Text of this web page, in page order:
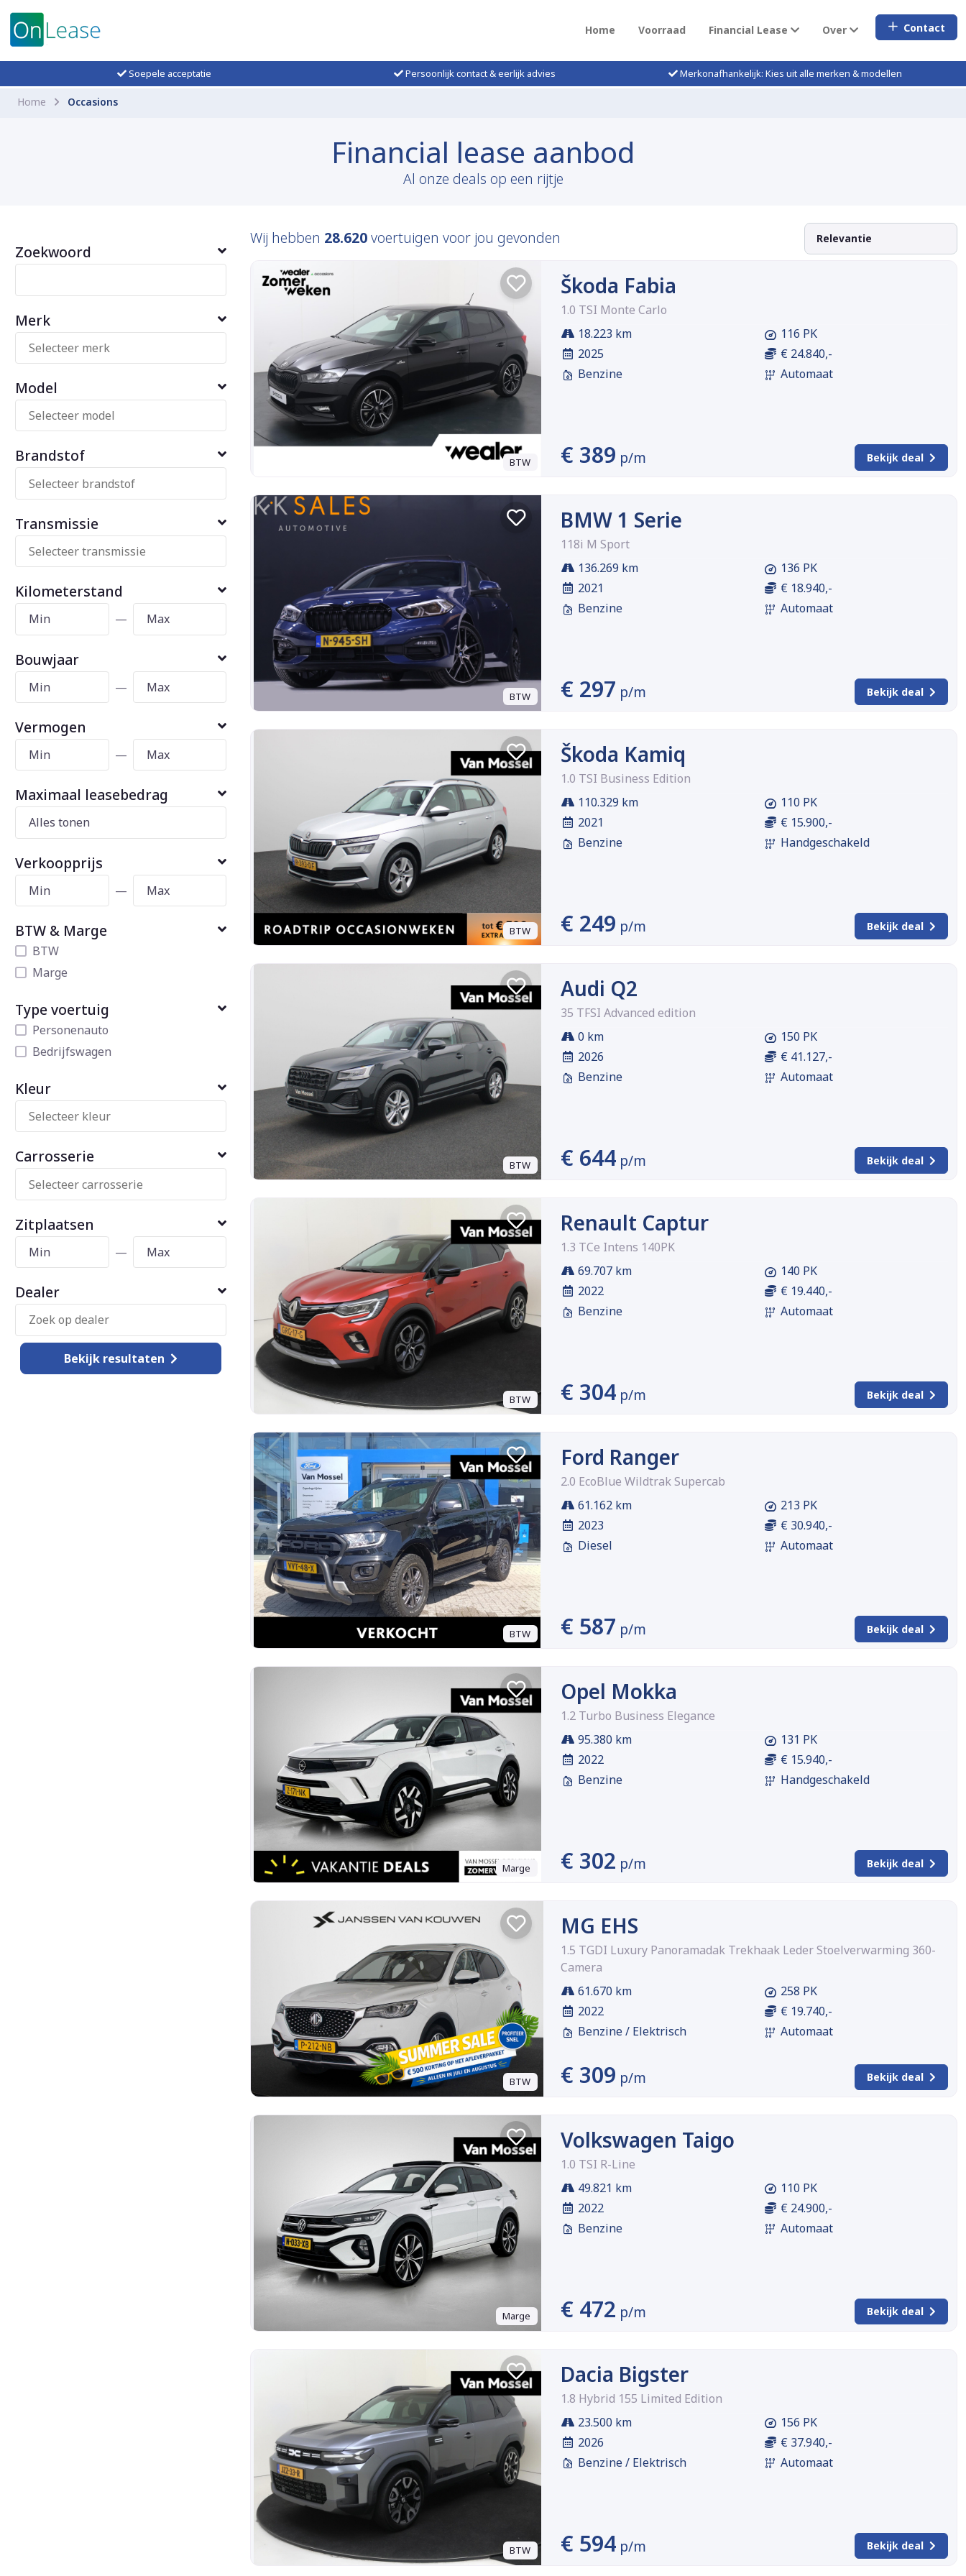
Home Voorraad Financial Lease Over Contact
Soepele acceptatie Persoonlijk contact & eerlijk advies Merkonafhankelijk: Kies uit alle merken & modellen
Home Occasions
Financial lease aanbod
Al onze deals op een rijtje
Zoekwoord
Merk
Model
Brandstof
Transmissie
Kilometerstand
—
Bouwjaar
—
Vermogen
—
Maximaal leasebedrag
Verkoopprijs
—
BTW & Marge
BTW
Marge
Type voertuig
Personenauto
Bedrijfswagen
Kleur
Carrosserie
Zitplaatsen
—
Dealer
Bekijk resultaten
Wij hebben 28.620voertuigen voor jou gevonden
BTW
Škoda Fabia
1.0 TSI Monte Carlo
18.223 km
2025
Benzine
116 PK
€ 24.840,-
Automaat
€ 389 p/m Bekijk deal
BTW
BMW 1 Serie
118i M Sport
136.269 km
2021
Benzine
136 PK
€ 18.940,-
Automaat
€ 297 p/m Bekijk deal
BTW
Škoda Kamiq
1.0 TSI Business Edition
110.329 km
2021
Benzine
110 PK
€ 15.900,-
Handgeschakeld
€ 249 p/m Bekijk deal
BTW
Audi Q2
35 TFSI Advanced edition
0 km
2026
Benzine
150 PK
€ 41.127,-
Automaat
€ 644 p/m Bekijk deal
BTW
Renault Captur
1.3 TCe Intens 140PK
69.707 km
2022
Benzine
140 PK
€ 19.440,-
Automaat
€ 304 p/m Bekijk deal
BTW
Ford Ranger
2.0 EcoBlue Wildtrak Supercab
61.162 km
2023
Diesel
213 PK
€ 30.940,-
Automaat
€ 587 p/m Bekijk deal
Marge
Opel Mokka
1.2 Turbo Business Elegance
95.380 km
2022
Benzine
131 PK
€ 15.940,-
Handgeschakeld
€ 302 p/m Bekijk deal
BTW
MG EHS
1.5 TGDI Luxury Panoramadak Trekhaak Leder Stoelverwarming 360-
Camera
61.670 km
2022
Benzine / Elektrisch
258 PK
€ 19.740,-
Automaat
€ 309 p/m Bekijk deal
Marge
Volkswagen Taigo
1.0 TSI R-Line
49.821 km
2022
Benzine
110 PK
€ 24.900,-
Automaat
€ 472 p/m Bekijk deal
BTW
Dacia Bigster
1.8 Hybrid 155 Limited Edition
23.500 km
2026
Benzine / Elektrisch
156 PK
€ 37.940,-
Automaat
€ 594 p/m Bekijk deal